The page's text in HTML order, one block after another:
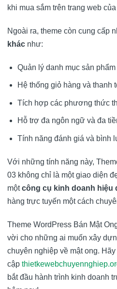
khi mua sắm trên trang web
Ngoài ra, theme còn cung cấp
khác như:
Quản lý danh mục sản
Hệ thống giỏ hàng và thanh
Tích hợp các phương thức
Hỗ trợ đa ngôn ngữ và đa
Tính năng đánh giá và bình
Với những tính năng này,
03 không chỉ là một giao diện
mộtcông cụ kinh doanh hiệu
hàng trực tuyến một cách
Theme WordPress Bán Mật
vời cho những ai muốn xây
chuyên nghiệp về mật ong. Hãy
cập
bắt đầu hành trình kinh doanh